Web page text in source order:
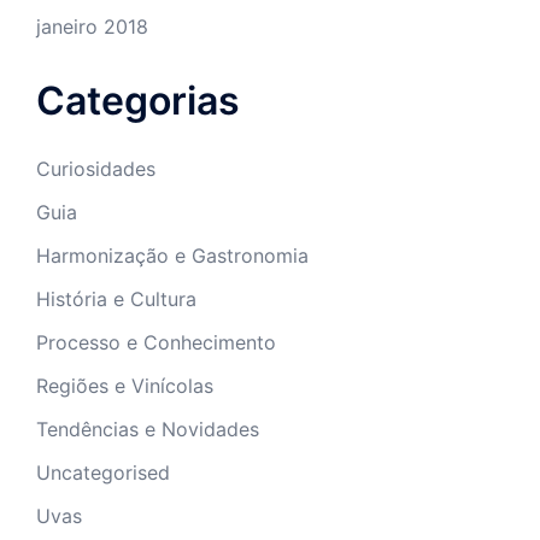
janeiro 2018
Categorias
Curiosidades
Guia
Harmonização e Gastronomia
História e Cultura
Processo e Conhecimento
Regiões e Vinícolas
Tendências e Novidades
Uncategorised
Uvas